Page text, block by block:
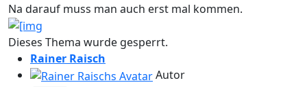
Na darauf muss man auch erst mal kommen.
Dieses Thema wurde gesperrt.
Rainer Raisch
Autor